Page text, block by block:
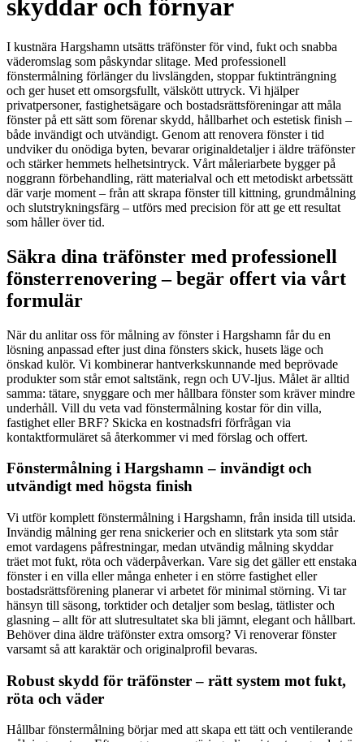
skyddar och förnyar
I kustnära Hargshamn utsätts träfönster för vind, fukt och snabba
väderomslag som påskyndar slitage. Med professionell
fönstermålning förlänger du livslängden, stoppar fuktinträngning
och ger huset ett omsorgsfullt, välskött uttryck. Vi hjälper
privatpersoner, fastighetsägare och bostadsrättsföreningar att måla
fönster på ett sätt som förenar skydd, hållbarhet och estetisk finish –
både invändigt och utvändigt. Genom att renovera fönster i tid
undviker du onödiga byten, bevarar originaldetaljer i äldre träfönster
och stärker hemmets helhetsintryck. Vårt måleriarbete bygger på
noggrann förbehandling, rätt materialval och ett metodiskt arbetssätt
där varje moment – från att skrapa fönster till kittning, grundmålning
och slutstrykningsfärg – utförs med precision för att ge ett resultat
som håller över tid.
Säkra dina träfönster med professionell
fönsterrenovering – begär offert via vårt
formulär
När du anlitar oss för målning av fönster i Hargshamn får du en
lösning anpassad efter just dina fönsters skick, husets läge och
önskad kulör. Vi kombinerar hantverkskunnande med beprövade
produkter som står emot saltstänk, regn och UV-ljus. Målet är alltid
samma: tätare, snyggare och mer hållbara fönster som kräver mindre
underhåll. Vill du veta vad fönstermålning kostar för din villa,
fastighet eller BRF? Skicka en kostnadsfri förfrågan via
kontaktformuläret så återkommer vi med förslag och offert.
Fönstermålning i Hargshamn – invändigt och
utvändigt med högsta finish
Vi utför komplett fönstermålning i Hargshamn, från insida till utsida.
Invändig målning ger rena snickerier och en slitstark yta som står
emot vardagens påfrestningar, medan utvändig målning skyddar
träet mot fukt, röta och väderpåverkan. Vare sig det gäller ett enstaka
fönster i en villa eller många enheter i en större fastighet eller
bostadsrättsförening planerar vi arbetet för minimal störning. Vi tar
hänsyn till säsong, torktider och detaljer som beslag, tätlister och
glasning – allt för att slutresultatet ska bli jämnt, elegant och hållbart.
Behöver dina äldre träfönster extra omsorg? Vi renoverar fönster
varsamt så att karaktär och originalprofil bevaras.
Robust skydd för träfönster – rätt system mot fukt,
röta och väder
Hållbar fönstermålning börjar med att skapa ett tätt och ventilerande